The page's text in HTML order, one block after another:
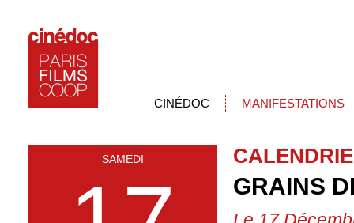
CINÉDOC MANIFESTATIONS
SAMEDI
GRAINS